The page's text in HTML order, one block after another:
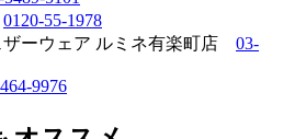
0120-55-1978
ザーウェア ルミネ有楽町店 03-
9976